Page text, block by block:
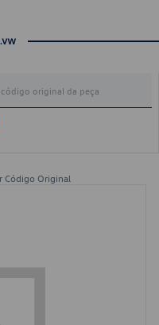
Código Original